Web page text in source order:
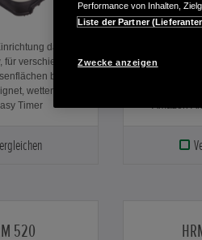
dank
für verschieden
bis zu
wetterfest,
Timer
geformte
520
Performance von Inhalten,
Liste der Partner
Zwecke anzeigen